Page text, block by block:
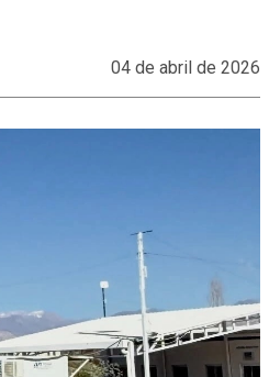
04 de abril de 2026